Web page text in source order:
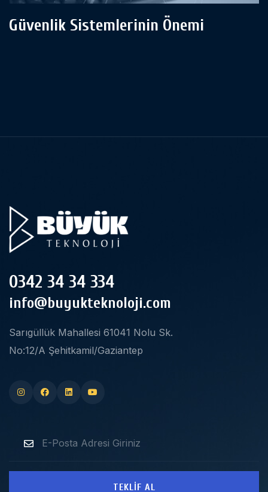
Güvenlik Sistemlerinin Önemi
0342 34 34 334
info@buyukteknoloji.com
Sarıgüllük Mahallesi 61041 Nolu Sk.
No:12/A Şehitkamil/Gaziantep
TEKLIF AL